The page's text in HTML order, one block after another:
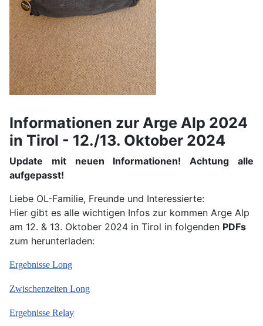
Informationen zur Arge Alp 2024
in Tirol - 12./13. Oktober 2024
Update mit neuen Informationen! Achtung alle
aufgepasst!
Liebe OL-Familie, Freunde und Interessierte:
Hier gibt es alle wichtigen Infos zur kommen Arge Alp
am 12. & 13. Oktober 2024 in Tirol in folgenden PDFs
zum herunterladen:
Ergebnisse Long
Zwischenzeiten Long
Ergebnisse Relay